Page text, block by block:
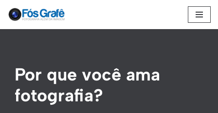
Por que você ama
fotografia?